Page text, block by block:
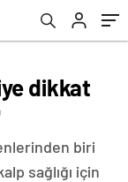
dikkat
biri
sağlığı için